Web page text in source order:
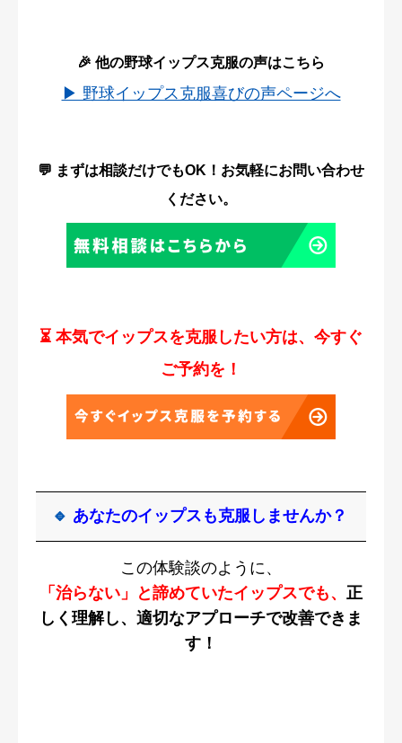
🎉 他の野球イップス克服の声はこちら
▶ 野球イップス克服喜びの声ページへ
💬 まずは相談だけでもOK！お気軽にお問い合わせ
ください。
⏳ 本気でイップスを克服したい方は、今すぐ
ご予約を！
🔹 あなたのイップスも克服しませんか？
この体験談のように、
「治らない」と諦めていたイップスでも、 正
しく理解し、適切なアプローチで改善できま
す！